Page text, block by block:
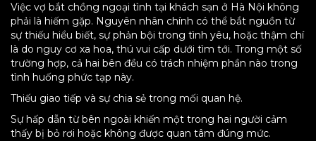
Việc vợ bắt chồng ngoại tình tại khách sạn ở Hà Nội không
phải là hiếm gặp. Nguyên nhân chính có thể bắt nguồn từ
sự thiếu hiểu biết, sự phản bội trong tình yêu, hoặc thậm chí
là do nguy cơ xa hoa, thú vui cấp dưới tìm tới. Trong một số
trường hợp, cả hai bên đều có trách nhiệm phần nào trong
tình huống phức tạp này.
Thiếu giao tiếp và sự chia sẻ trong mối quan hệ.
Sự hấp dẫn từ bên ngoài khiến một trong hai người cảm
thấy bị bỏ rơi hoặc không được quan tâm đúng mức.